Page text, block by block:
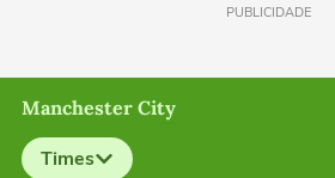
PUBLICIDADE
Manchester City
Times